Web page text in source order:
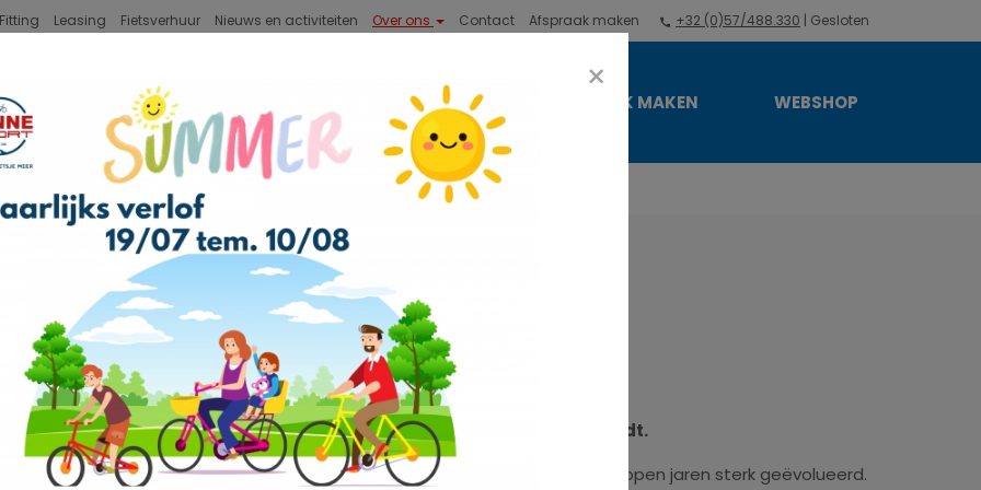
Leasing Fietsverhuur Nieuws en activiteiten Over ons Contact Afspraak maken +32 (0)57/488.330 | Gesloten
STADSFIETSEN ACCESSOIRES AFSPRAAK MAKEN WEBSHOP
waar uw fiets met zorg hersteld, onderhouden of opgebouwd wordt.
werkmaterialen, accessoires en wisselstukken. De fietsindustrie is de afgelopen jaren sterk geëvolueerd.
×